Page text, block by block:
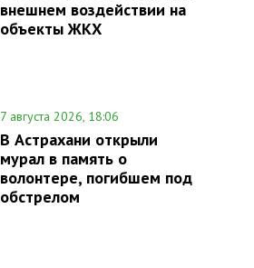
внешнем воздействии на
объекты ЖКХ
7 августа 2026, 18:06
В Астрахани открыли
мурал в память о
волонтере, погибшем под
обстрелом